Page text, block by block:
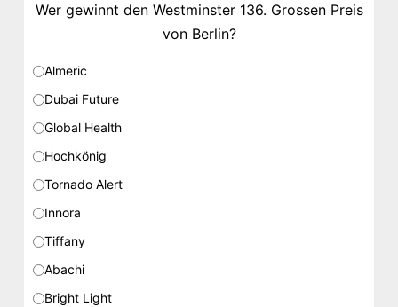
Wer gewinnt den Westminster 136. Grossen Preis
von Berlin?
Almeric
Dubai Future
Global Health
Hochkönig
Tornado Alert
Innora
Tiffany
Abachi
Bright Light